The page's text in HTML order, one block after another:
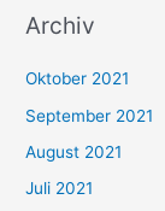
c
n
n
a
Archiv
Oktober 2021
September 2021
August 2021
Juli 2021